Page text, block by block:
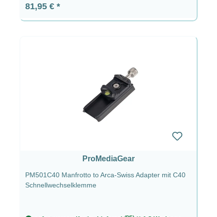
Regulärer Preis:
81,95 €
ProMediaGear
PM501C40 Manfrotto to Arca-Swiss Adapter mit C40
Schnellwechselklemme